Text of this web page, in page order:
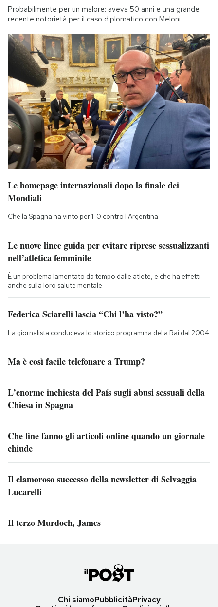
Probabilmente per un malore: aveva 50 anni e una grande
recente notorietà per il caso diplomatico con Meloni
Le homepage internazionali dopo la finale dei
Mondiali
Che la Spagna ha vinto per 1-0 contro l'Argentina
Le nuove linee guida per evitare riprese sessualizzanti
nell’atletica femminile
È un problema lamentato da tempo dalle atlete, e che ha effetti
anche sulla loro salute mentale
Federica Sciarelli lascia “Chi l’ha visto?”
La giornalista conduceva lo storico programma della Rai dal 2004
Ma è così facile telefonare a Trump?
L’enorme inchiesta del País sugli abusi sessuali della
Chiesa in Spagna
Che fine fanno gli articoli online quando un giornale
chiude
Il clamoroso successo della newsletter di Selvaggia
Lucarelli
Il terzo Murdoch, James
Chi siamoPubblicitàPrivacy